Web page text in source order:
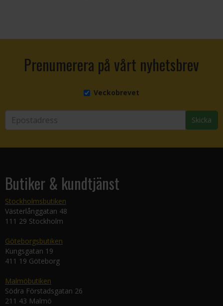
Prenumerera på vårt nyhetsbrev
Veckobrevet
Skicka
Butiker & kundtjänst
Stockholmsbutiken
Västerlånggatan 48
111 29 Stockholm
Göteborgsbutiken
Kungsgatan 19
411 19 Göteborg
Malmöbutiken
Södra Förstadsgatan 26
211 43 Malmö